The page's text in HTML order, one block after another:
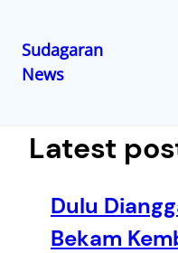
Lewati
Sudagaran
News
Latest
Dulu
Bekam